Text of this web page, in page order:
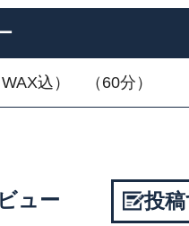
込） （60分）
ュー 投